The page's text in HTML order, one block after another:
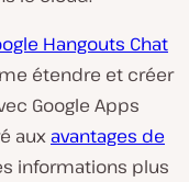
Hangouts Chat
étendre et créer
Google Apps
aux avantages de
informations plus